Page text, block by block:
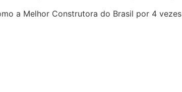
a Melhor Construtora do Brasil por 4